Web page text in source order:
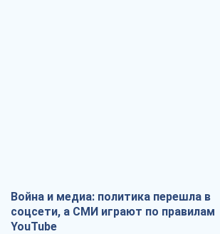
Война и медиа: политика перешла в
соцсети, а СМИ играют по правилам
YouTube